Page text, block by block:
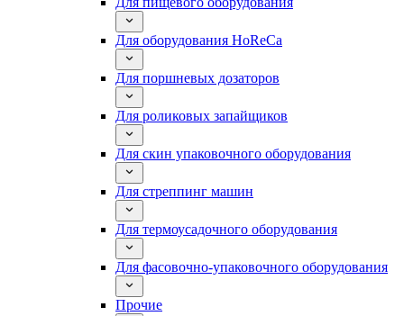
Для оборудования HoReCa
Для поршневых дозаторов
Для роликовых запайщиков
Для скин упаковочного оборудования
Для стреппинг машин
Для термоусадочного оборудования
Для фасовочно-упаковочного оборудования
Прочие